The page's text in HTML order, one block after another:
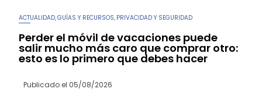
ACTUALIDAD ,GUÍAS Y RECURSOS PRIVACIDAD Y SEGURIDAD
Perder el móvil de vacaciones puede
salir mucho más caro que comprar otro:
esto es lo primero que debes hacer
Publicado el 05/08/2026